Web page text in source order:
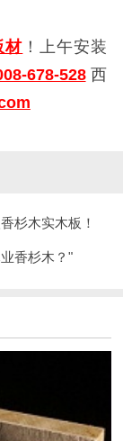
材 ！上午安装
678-528 西
杉木实木板！
香杉木？"